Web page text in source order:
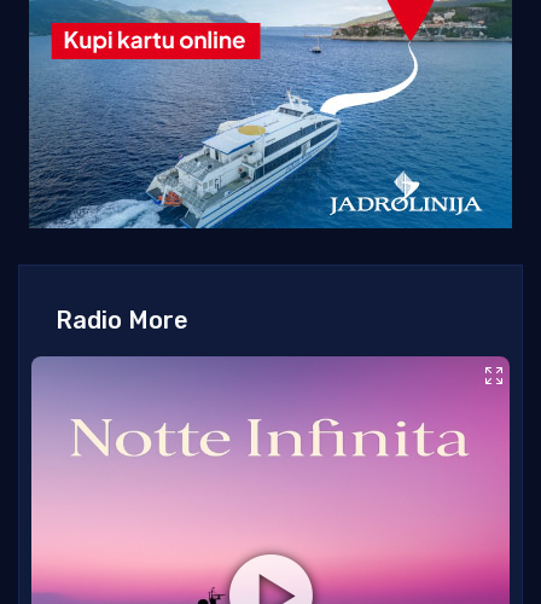
Radio More